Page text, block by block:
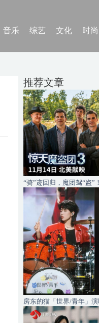
音乐 综艺 文化 时尚
推荐文章
“骑”迹回归，魔团驾“盗”！
房东的猫「世界/青年」演